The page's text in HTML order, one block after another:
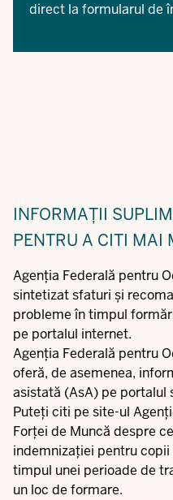
direct la formularul de
INFORMAȚII
PENTRU A CITI MAI
Agenția Federală pentru
sintetizat sfaturi și
probleme în timpul
pe portalul internet.
Agenția Federală pentru
oferă, de asemenea,
asistată (AsA) pe portalul
Puteți citi pe site-ul
Forței de Muncă despre
indemnizației pentru copii
timpul unei perioade de
un loc de formare.